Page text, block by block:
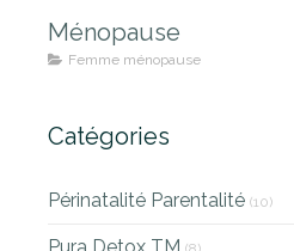
Ménopause
Femme ménopause
Catégories
Périnatalité Parentalité (10)